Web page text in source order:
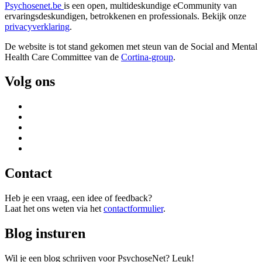
Psychosenet.be is een open, multideskundige eCommunity van
ervaringsdeskundigen, betrokkenen en professionals. Bekijk onze
privacyverklaring.
De website is tot stand gekomen met steun van de Social and Mental
Health Care Committee van de Cortina-group.
Volg ons
Contact
Heb je een vraag, een idee of feedback?
Laat het ons weten via het contactformulier.
Blog insturen
Wil je een blog schrijven voor PsychoseNet? Leuk!